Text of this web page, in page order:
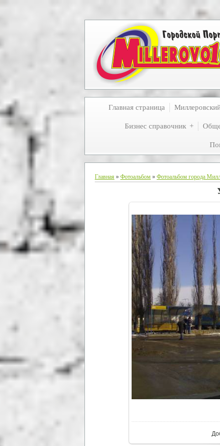
Главная страница
Бизнес справочник
Главная » Фотоальбом » Фотоальбом города